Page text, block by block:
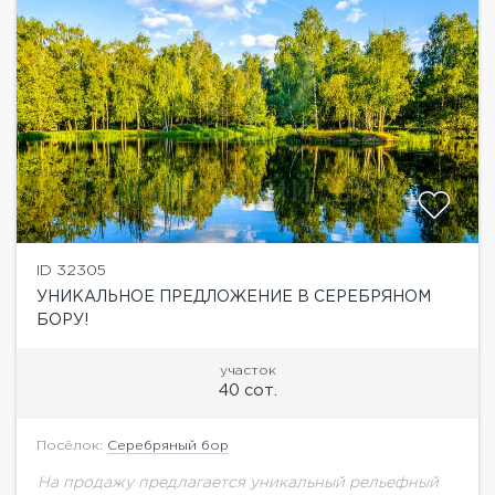
ID 32305
УНИКАЛЬНОЕ ПРЕДЛОЖЕНИЕ В СЕРЕБРЯНОМ
БОРУ!
участок
40 сот.
Посёлок: Серебряный бор
На продажу предлагается уникальный рельефный